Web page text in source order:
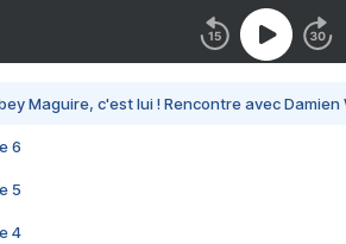
Maguire, c'est lui ! Rencontre avec Damien
6
5
4